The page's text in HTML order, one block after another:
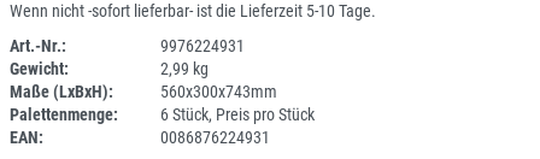
Wenn nicht -sofort lieferbar- ist die Lieferzeit 5-10 Tage.
Art.-Nr.:
9976224931
Gewicht:
2,99 kg
Maße (LxBxH):
560x300x743mm
Palettenmenge:
6 Stück, Preis pro Stück
EAN:
0086876224931